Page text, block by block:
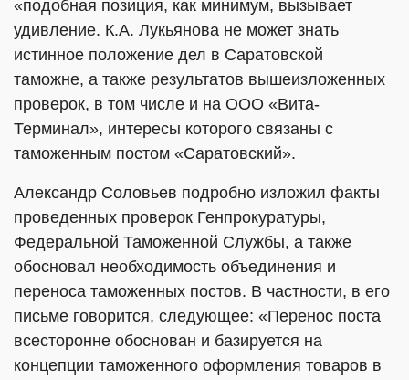
«подобная позиция, как минимум, вызывает
удивление. К.А. Лукьянова не может знать
истинное положение дел в Саратовской
таможне, а также результатов вышеизложенных
проверок, в том числе и на ООО «Вита-
Терминал», интересы которого связаны с
таможенным постом «Саратовский».
Александр Соловьев подробно изложил факты
проведенных проверок Генпрокуратуры,
Федеральной Таможенной Службы, а также
обосновал необходимость объединения и
переноса таможенных постов. В частности, в его
письме говорится, следующее: «Перенос поста
всесторонне обоснован и базируется на
концепции таможенного оформления товаров в